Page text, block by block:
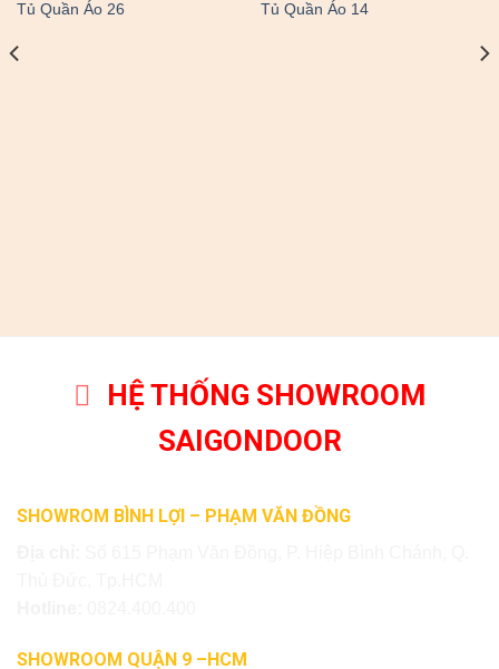
Tủ Quần Áo 26 Tủ Quần Áo 14
HỆ THỐNG SHOWROOM
SAIGONDOOR
SHOWROM BÌNH LỢI – PHẠM VĂN ĐỒNG
SHOWROOM QUẬN 9 –HCM